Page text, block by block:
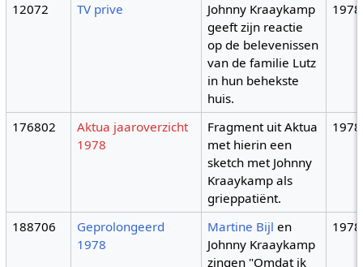
12072 TV prive
Johnny Kraaykamp
geeft zijn reactie
op de belevenissen
van de familie Lutz
in hun behekste
huis.
1978
176802
Aktua jaaroverzicht
1978
Fragment uit Aktua
met hierin een
sketch met Johnny
Kraaykamp als
grieppatiënt.
1978
188706
Geprolongeerd
1978
Martine Bijl en
Johnny Kraaykamp
zingen "Omdat ik
1978